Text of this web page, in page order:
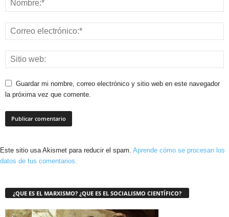
Guardar mi nombre, correo electrónico y sitio web en este navegador
la próxima vez que comente.
Este sitio usa Akismet para reducir el spam. Aprende cómo se procesan los
datos de tus comentarios.
¿QUE ES EL MARXISMO? ¿QUE ES EL SOCIALISMO CIENTÍFICO?